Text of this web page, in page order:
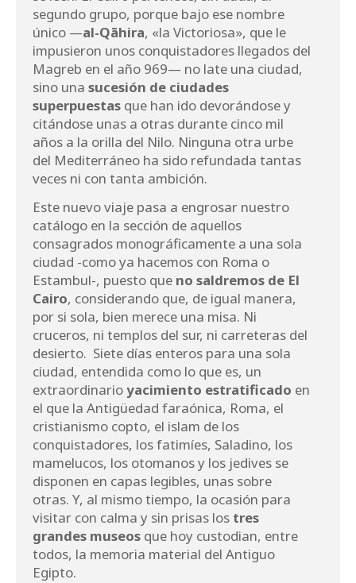
segundo grupo, porque bajo ese nombre
único —al-Qāhira, «la Victoriosa», que le
impusieron unos conquistadores llegados del
Magreb en el año 969— no late una ciudad,
sino una sucesión de ciudades
superpuestas que han ido devorándose y
citándose unas a otras durante cinco mil
años a la orilla del Nilo. Ninguna otra urbe
del Mediterráneo ha sido refundada tantas
veces ni con tanta ambición.
Este nuevo viaje pasa a engrosar nuestro
catálogo en la sección de aquellos
consagrados monográficamente a una sola
ciudad -como ya hacemos con Roma o
Estambul-, puesto que no saldremos de El
Cairo, considerando que, de igual manera,
por si sola, bien merece una misa. Ni
cruceros, ni templos del sur, ni carreteras del
desierto. Siete días enteros para una sola
ciudad, entendida como lo que es, un
extraordinarioyacimiento estratificado en
el que la Antigüedad faraónica, Roma, el
cristianismo copto, el islam de los
conquistadores, los fatimíes, Saladino, los
mamelucos, los otomanos y los jedives se
disponen en capas legibles, unas sobre
otras. Y, al mismo tiempo, la ocasión para
visitar con calma y sin prisas los tres
grandes museos que hoy custodian, entre
todos, la memoria material del Antiguo
Egipto.